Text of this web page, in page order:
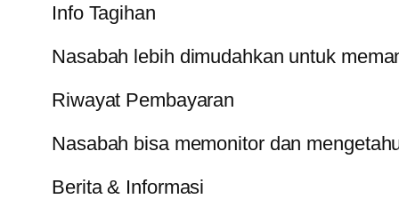
Info Tagihan
Nasabah lebih dimudahkan untuk
Riwayat Pembayaran
Nasabah bisa memonitor dan
Berita & Informasi